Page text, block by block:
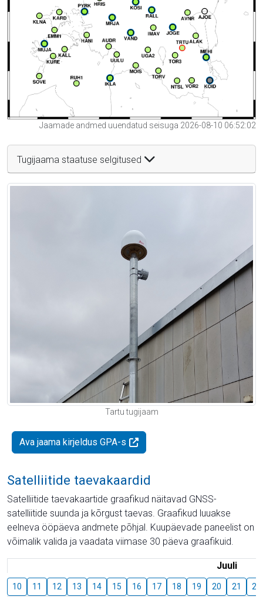
Jaamade andmed uuendatud seisuga 2026-08-10 06:52:02
Tugijaama staatuse selgitused
Tartu tugijaam
Ava jaama kirjeldus GPA-s
Satelliitide taevakaardid
Satelliitide taevakaartide graafikud näitavad GNSS-
satelliitide suunda ja kõrgust taevas. Graafikud luuakse
eelneva ööpäeva andmete põhjal. Kuupäevade paneelist on
võimalik valida ja vaadata viimase 30 päeva graafikuid.
Juuli
10 11 12 13 14 15 16 17 18 19 20 21 22